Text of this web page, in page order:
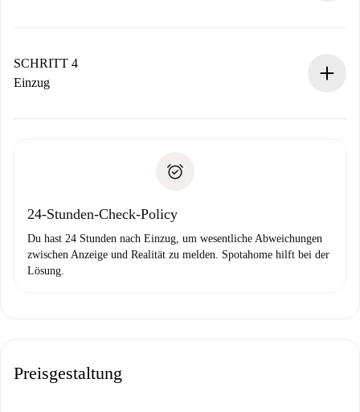
stellen den Kontakt her.
Wenn der Vermieter ablehnen muss, entstehen keine
SCHRITT 4
Einzug
24-Stunden-Check-Policy
Du hast 24 Stunden nach Einzug, um wesentliche Abweichungen
zwischen Anzeige und Realität zu melden. Spotahome hilft bei der
Lösung.
Preisgestaltung